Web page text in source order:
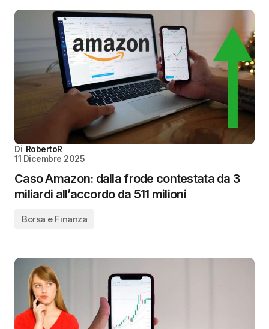
Di RobertoR
11 Dicembre 2025
Caso Amazon: dalla frode contestata da 3
miliardi all’accordo da 511 milioni
Borsa e Finanza